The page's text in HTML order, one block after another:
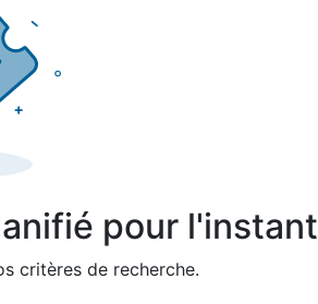
pour l'instant
critères de recherche.